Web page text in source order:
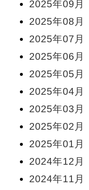
2025年09月
2025年08月
2025年07月
2025年06月
2025年05月
2025年04月
2025年03月
2025年02月
2025年01月
2024年12月
2024年11月